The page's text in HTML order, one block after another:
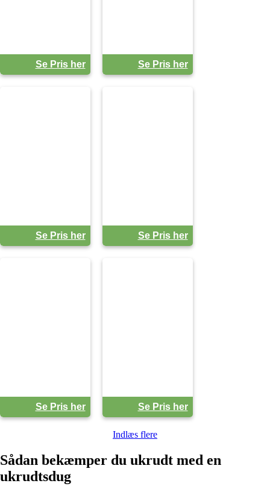
Se Pris her Se Pris her
Se Pris her Se Pris her
Se Pris her Se Pris her
Indlæs flere
Sådan bekæmper du ukrudt med en
ukrudtsdug